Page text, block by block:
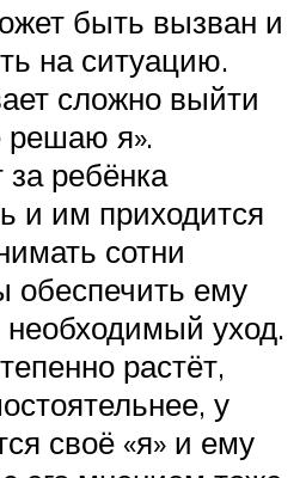
быть вызван и
на ситуацию.
сложно выйти
решаю я».
за ребёнка
и им приходится
сотни
обеспечить ему
необходимый уход.
растёт,
у
своё «я» и ему